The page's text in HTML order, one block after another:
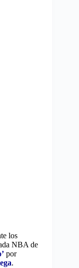
los
NBA de
por
.